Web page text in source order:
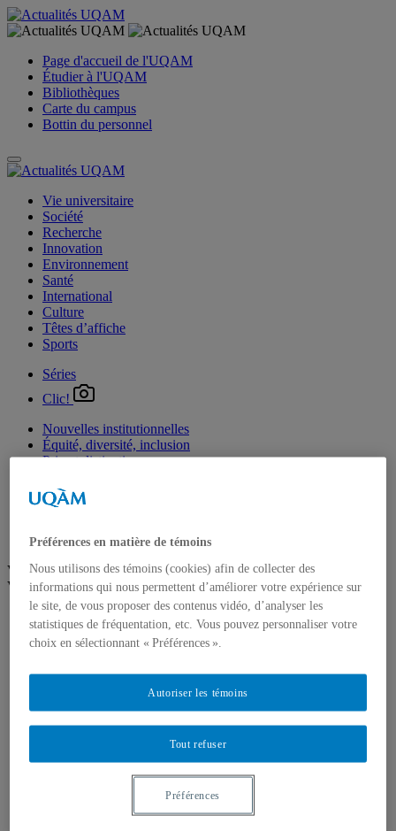
Page d'accueil de l'UQAM
Étudier à l'UQAM
Bibliothèques
Carte du campus
Bottin du personnel
Vie universitaire
Société
Recherche
Innovation
Environnement
Santé
International
Culture
Têtes d’affiche
Sports
Séries
Clic!
Nouvelles institutionnelles
Équité, diversité, inclusion
Prix et distinctions
Diplômés
Enseignement
Fondation de l’UQAM
Voir plus
Voir moins
Arts
Département de danse
Département de musique
École de design
École des arts visuels et médiatiques
École supérieure de théâtre
Institut du patrimoine
Communication
Département de communication sociale et publique
École de langues
Préférences en matière de témoins
Nous utilisons des témoins (cookies) afin de collecter des
informations qui nous permettent d’améliorer votre expérience sur
le site, de vous proposer des contenus vidéo, d’analyser les
statistiques de fréquentation, etc. Vous pouvez personnaliser votre
choix en sélectionnant « Préférences ».
Tout refuser
Autoriser les témoins
Préférences